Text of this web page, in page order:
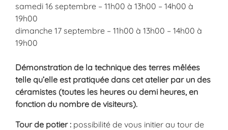
samedi 16 septembre – 11h00 à 13h00 – 14h00 à
19h00
dimanche 17 septembre – 11h00 à 13h00 – 14h00 à
19h00
Démonstration de la technique des terres mêlées
telle qu’elle est pratiquée dans cet atelier par un des
céramistes (toutes les heures ou demi heures, en
fonction du nombre de visiteurs).
Tour de potier : possibilité de vous initier au tour de